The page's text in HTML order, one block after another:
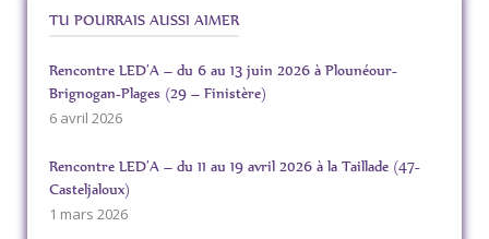
TU POURRAIS AUSSI AIMER
Rencontre LED’A – du 6 au 13 juin 2026 à Plounéour-
Brignogan-Plages (29 – Finistère)
6 avril 2026
Rencontre LED’A – du 11 au 19 avril 2026 à la Taillade (47-
Casteljaloux)
1 mars 2026